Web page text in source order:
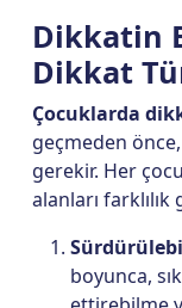
Dikkatin
Dikkat
Çocuklarda
geçmeden
gerekir. Her
alanları
boyunca,